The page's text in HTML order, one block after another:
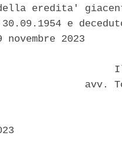
eredita'
e
novembre 2023
avv.